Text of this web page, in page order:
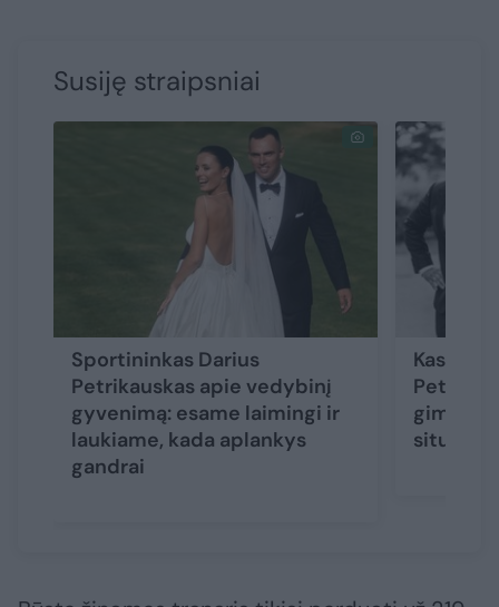
Susiję straipsniai
Sportininkas Darius
Petrikauskas apie vedybinį
gyvenimą: esame laimingi ir
laukiame, kada aplankys
gandrai
situacija